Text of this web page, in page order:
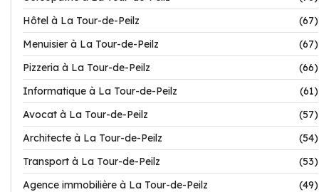
Hôtel à La Tour-de-Peilz
(67)
Menuisier à La Tour-de-Peilz
(67)
Pizzeria à La Tour-de-Peilz
(66)
Informatique à La Tour-de-Peilz
(61)
Avocat à La Tour-de-Peilz
(57)
Architecte à La Tour-de-Peilz
(54)
Transport à La Tour-de-Peilz
(53)
Agence immobilière à La Tour-de-Peilz
(49)